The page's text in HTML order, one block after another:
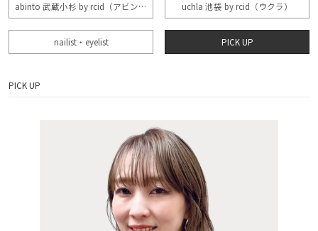
abinto 武蔵小杉 by rcid（アビント） uchla 池袋 by rcid（ウクラ）
nailist・eyelist PICK UP
PICK UP